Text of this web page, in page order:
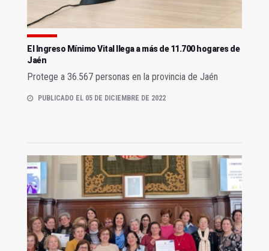
El Ingreso Mínimo Vital llega a más de 11.700 hogares de
Jaén
Protege a 36.567 personas en la provincia de Jaén
PUBLICADO EL 05 DE DICIEMBRE DE 2022